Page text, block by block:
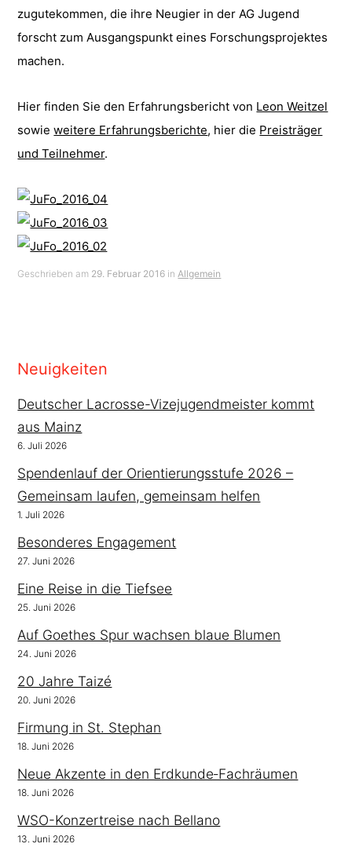
zugutekommen, die ihre Neugier in der AG Jugend
forscht zum Ausgangspunkt eines Forschungsprojektes
machen.
Hier finden Sie den Erfahrungsbericht von Leon Weitzel
sowieweitere Erfahrungsberichte, hier die Preisträger
und Teilnehmer.
Geschrieben am 29. Februar 2016 inAllgemein
Neuigkeiten
Deutscher Lacrosse-Vizejugendmeister kommt
aus Mainz
6. Juli 2026
Spendenlauf der Orientierungsstufe 2026 –
Gemeinsam laufen, gemeinsam helfen
1. Juli 2026
Besonderes Engagement
27. Juni 2026
Eine Reise in die Tiefsee
25. Juni 2026
Auf Goethes Spur wachsen blaue Blumen
24. Juni 2026
20 Jahre Taizé
20. Juni 2026
Firmung in St. Stephan
18. Juni 2026
Neue Akzente in den Erdkunde‑Fachräumen
18. Juni 2026
WSO-Konzertreise nach Bellano
13. Juni 2026